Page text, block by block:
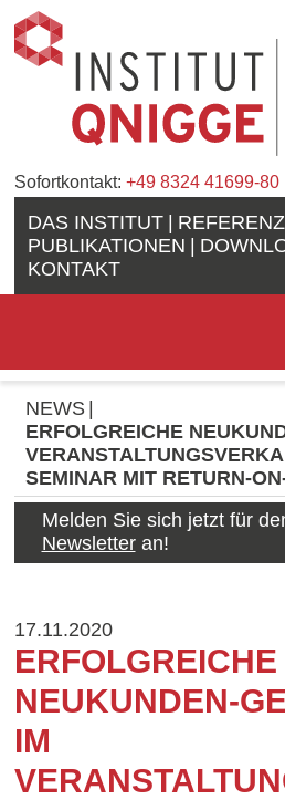
Sofortkontakt: +49 8324 41699-80
DAS INSTITUT
PUBLIKATIONEN
KONTAKT
NEWS
ERFOLGREICHE
SEMINAR MIT RETURN-
Melden Sie sich jetzt für
Newsletteran!
17.11.2020
ERFOLGREICHE
NEUKUNDEN-
IM